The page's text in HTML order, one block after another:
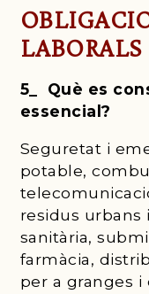
LABORALS
5_ Què es
essencial?
Seguretat i
potable,
residus urbans
sanitària,
farmàcia,
per a granges i